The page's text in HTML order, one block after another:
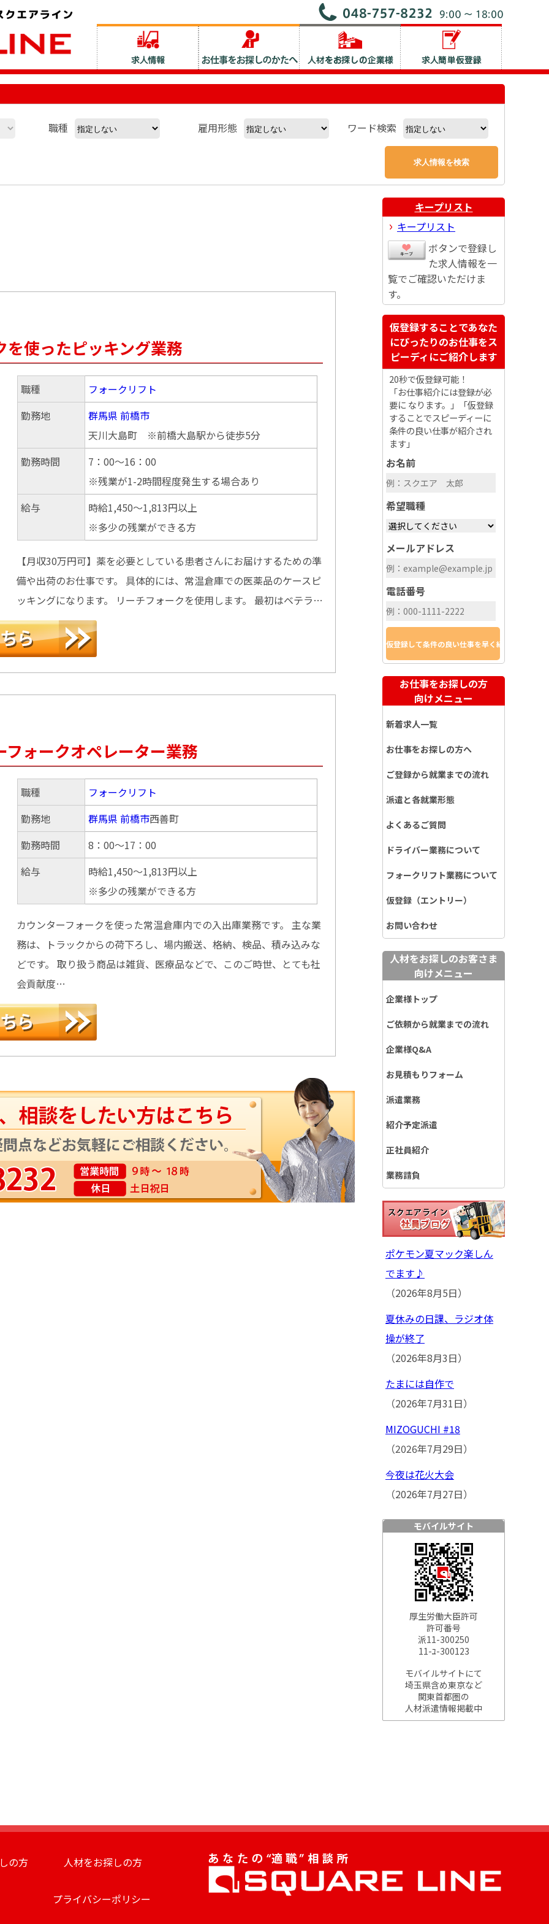
職種 雇用形態 ワード検索
使ったピッキング業務
職種
フォークリフト
勤務地
群馬県 前橋市
天川大島町 ※前橋大島駅から徒歩5分
勤務時間
7：00～16：00
※残業が1-2時間程度発生する場合あり
給与
時給1,450～1,813円以上
※多少の残業ができる方
【月収30万円可】薬を必要としている患者さんにお届けするための準
備や出荷のお仕事です。 具体的には、常温倉庫での医薬品のケースピ
ッキングになります。 リーチフォークを使用します。 最初はベテラ…
ォークオペレーター業務
職種
フォークリフト
勤務地
群馬県 前橋市西善町
勤務時間
8：00～17：00
給与
時給1,450～1,813円以上
※多少の残業ができる方
カウンターフォークを使った常温倉庫内での入出庫業務です。 主な業
務は、トラックからの荷下ろし、場内搬送、格納、検品、積み込みな
どです。 取り扱う商品は雑貨、医療品などで、このご時世、とても社
会貢献度…
キープリスト
キープリスト
ボタンで登録し
た求人情報を一
覧でご確認いただけま
す。
仮登録することであなた
にぴったりのお仕事をス
ピーディにご紹介します
20秒で仮登録可能！
「お仕事紹介には登録が必
要に なります。」「仮登録
することでスピーディーに
条件の良い仕事が紹介され
ます」
お名前
希望職種
メールアドレス
電話番号
お仕事をお探しの方
向けメニュー
新着求人一覧
お仕事をお探しの方へ
ご登録から就業までの流れ
派遣と各就業形態
よくあるご質問
ドライバー業務について
フォークリフト業務について
仮登録（エントリー）
お問い合わせ
人材をお探しのお客さま
向けメニュー
企業様トップ
ご依頼から就業までの流れ
企業様Q&A
お見積もりフォーム
派遣業務
紹介予定派遣
正社員紹介
業務請負
ポケモン夏マック楽しん
でます♪
（2026年8月5日）
夏休みの日課、ラジオ体
操が終了
（2026年8月3日）
たまには自作で
（2026年7月31日）
MIZOGUCHI #18
（2026年7月29日）
今夜は花火大会
（2026年7月27日）
モバイルサイト
厚生労働大臣許可
許可番号
派11-300250
11-ﾕ-300123
モバイルサイトにて
埼玉県含め東京など
関東首都圏の
人材派遣情報掲載中
の方 人材をお探しの方
プライバシーポリシー